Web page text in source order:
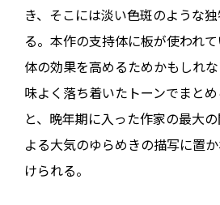
き、そこには淡い色斑のような
る。本作の支持体に板が使われ
体の効果を高めるためかもしれ
味よく落ち着いたトーンでまと
と、晩年期に入った作家の最大
よる大気のゆらめきの描写に置
けられる。